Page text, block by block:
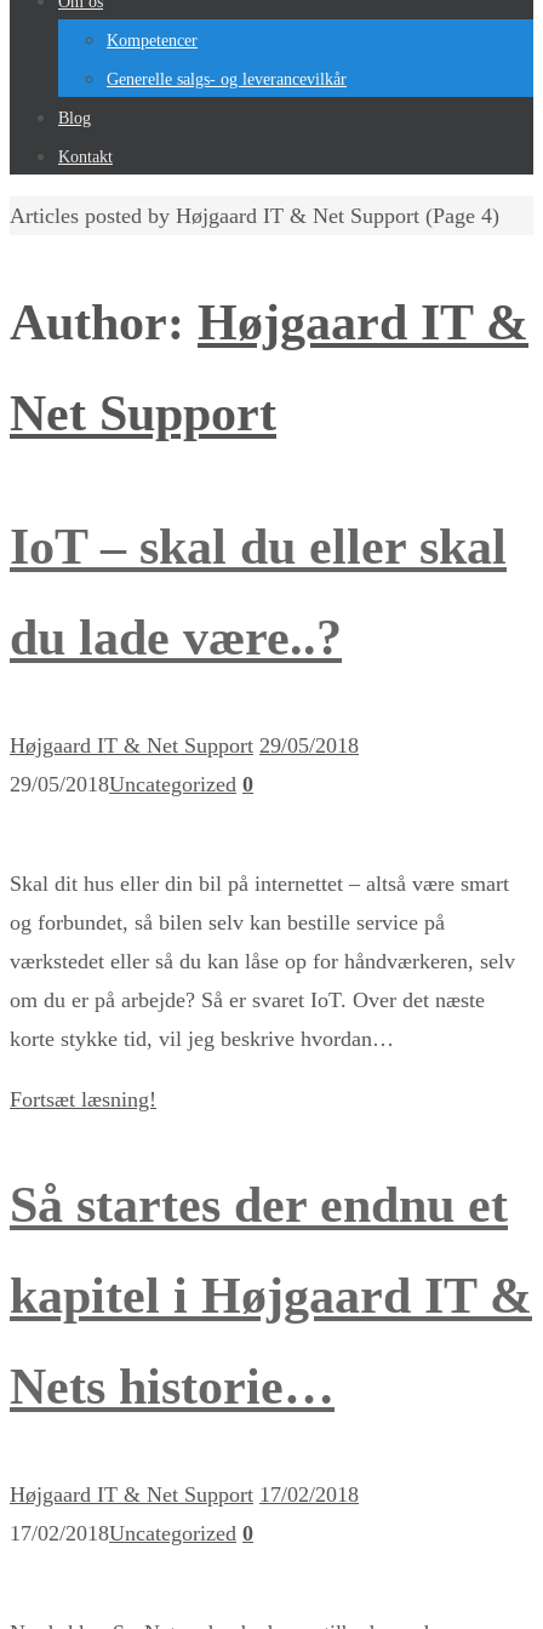
Kompetencer
Generelle salgs- og leverancevilkår
Blog
Kontakt
Home
Articles posted by Højgaard IT & Net Support (Page 4)
Author: Højgaard IT &
Net Support
IoT – skal du eller skal
du lade være..?
Højgaard IT & Net Support 29/05/2018
29/05/2018Uncategorized 0
Skal dit hus eller din bil på internettet – altså være smart
og forbundet, så bilen selv kan bestille service på
værkstedet eller så du kan låse op for håndværkeren, selv
om du er på arbejde? Så er svaret IoT. Over det næste
korte stykke tid, vil jeg beskrive hvordan…
Fortsæt læsning!
Så startes der endnu et
kapitel i Højgaard IT &
Nets historie…
Højgaard IT & Net Support 17/02/2018
17/02/2018Uncategorized 0